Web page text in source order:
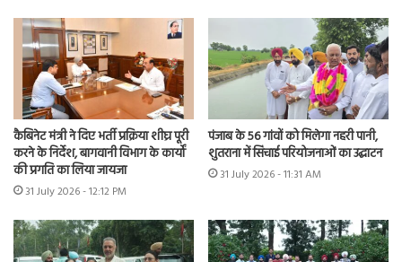
कैबिनेट मंत्री ने दिए भर्ती प्रक्रिया शीघ्र पूरी
करने के निर्देश, बागवानी विभाग के कार्यों
की प्रगति का लिया जायजा
31 July 2026 - 12:12 PM
पंजाब के 56 गांवों को मिलेगा नहरी पानी,
शुतराना में सिंचाई परियोजनाओं का उद्घाटन
31 July 2026 - 11:31 AM